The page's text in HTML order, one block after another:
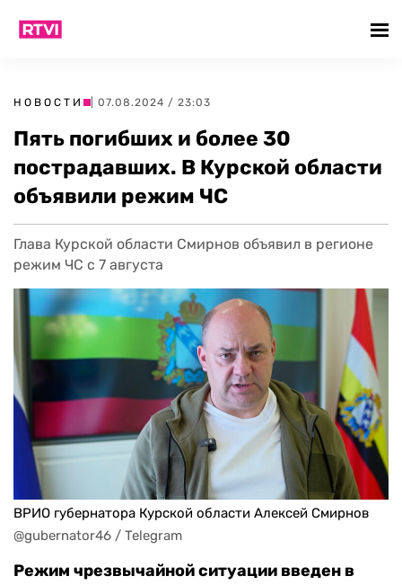
НОВОСТИ | 07.08.2024 / 23:03
Пять погибших и более 30
пострадавших. В Курской области
объявили режим ЧС
Глава Курской области Смирнов объявил в регионе
режим ЧС с 7 августа
ВРИО губернатора Курской области Алексей Смирнов
@gubernator46 / Telegram
Режим чрезвычайной ситуации введен в